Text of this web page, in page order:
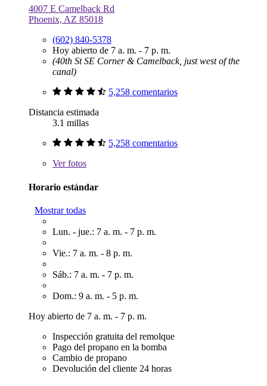
4007 E Camelback Rd
Phoenix, AZ 85018
(602) 840-5378
Hoy abierto de 7 a. m. - 7 p. m.
(40th St SE Corner & Camelback, just west of the
canal)
5,258 comentarios
Distancia estimada
3.1 millas
5,258 comentarios
Verfotos
Horario estándar
Mostrar todas
Lun. - jue.: 7 a. m. - 7 p. m.
Vie.: 7 a. m. - 8 p. m.
Sáb.: 7 a. m. - 7 p. m.
Dom.: 9 a. m. - 5 p. m.
Hoy abierto de 7 a. m. - 7 p. m.
Inspección gratuita del remolque
Pago del propano en la bomba
Cambio de propano
Devolución del cliente 24 horas